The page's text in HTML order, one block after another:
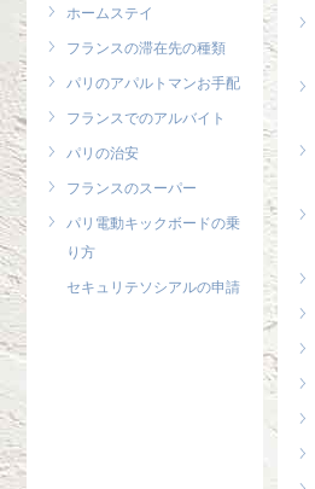
ホームステイ
フランスの滞在先の種類
パリのアパルトマンお手配
フランスでのアルバイト
パリの治安
フランスのスーパー
パリ電動キックボードの乗
り方
セキュリテソシアルの申請